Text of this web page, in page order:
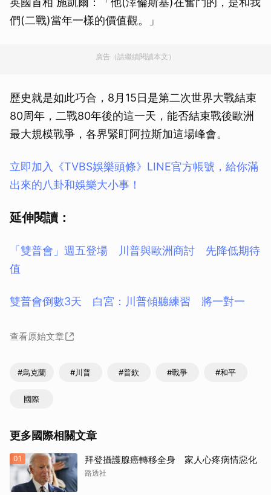
們(二戰)當年一樣的價值觀。」
廣告（請繼續閱讀本文）
歷史就是如此巧合，8月15日是第二次世界大戰結束
80周年，二戰80年後的這一天，能否結束戰後歐洲
最大規模戰爭，各界緊盯阿拉斯加這場峰會。
立即加入《TVBS娛樂頭條》LINE官方帳號，給你滿
出來的八卦和娛樂大小事！
延伸閱讀：
「雙普會」週五登場 川普與歐洲商討 先降低期待
值
雙普會倒數3天 白宮：川普傾聽練習 將一對一
查看原始文章
#烏克蘭 #川普 #普欽 #戰爭 #和平
國際
更多國際相關文章
01 拜登攝護腺癌轉移全身 家人心疼病情惡化
路透社